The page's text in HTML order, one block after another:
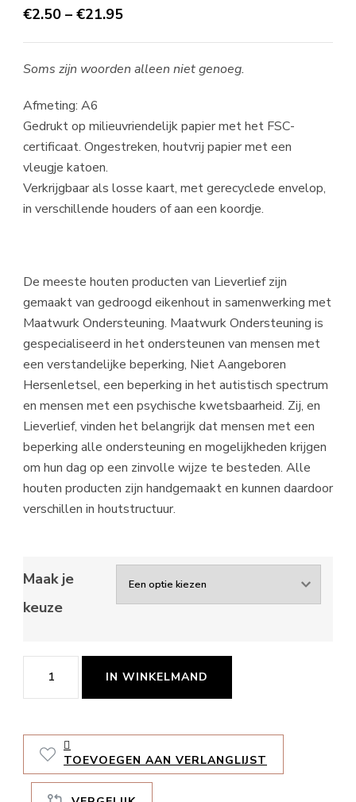
€2.50 – €21.95
Soms zijn woorden alleen niet genoeg.
Afmeting: A6
Gedrukt op milieuvriendelijk papier met het FSC-
certificaat. Ongestreken, houtvrij papier met een
vleugje katoen.
Verkrijgbaar als losse kaart, met gerecyclede envelop,
in verschillende houders of aan een koordje.
De meeste houten producten van Lieverlief zijn
gemaakt van gedroogd eikenhout in samenwerking met
Maatwurk Ondersteuning. Maatwurk Ondersteuning is
gespecialiseerd in het ondersteunen van mensen met
een verstandelijke beperking, Niet Aangeboren
Hersenletsel, een beperking in het autistisch spectrum
en mensen met een psychische kwetsbaarheid. Zij, en
Lieverlief, vinden het belangrijk dat mensen met een
beperking alle ondersteuning en mogelijkheden krijgen
om hun dag op een zinvolle wijze te besteden. Alle
houten producten zijn handgemaakt en kunnen daardoor
verschillen in houtstructuur.
Maak je
keuze
Een
knuffel
wat
telt
IN WINKELMAND
TOEVOEGEN AAN VERLANGLIJST